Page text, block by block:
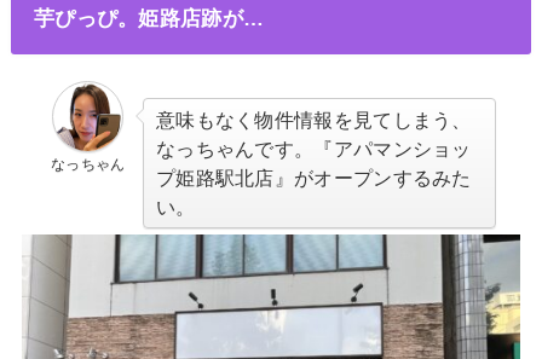
芋ぴっぴ。姫路店跡が…
なっちゃん
意味もなく物件情報を見てしまう、
なっちゃんです。『アパマンショッ
プ姫路駅北店』がオープンするみた
い。